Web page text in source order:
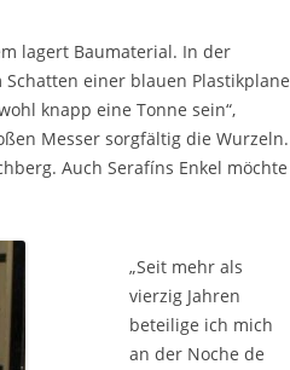
lagert Baumaterial. In der
einer blauen Plastikplane
knapp eine Tonne sein“,
Messer sorgfältig die Wurzeln.
Auch Serafíns Enkel möchte
„Seit mehr als
vierzig Jahren
beteilige ich mich
an der Noche de